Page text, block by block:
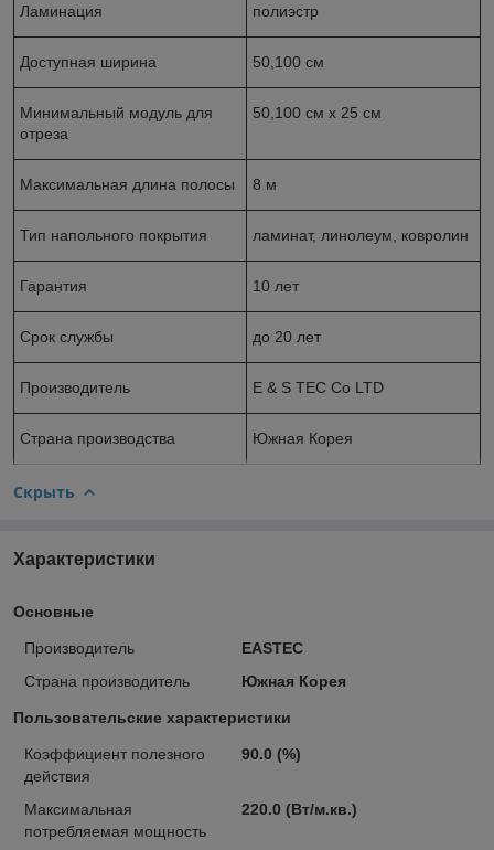
Ламинация полиэстр
Доступная ширина 50,100 см
Минимальный модуль для
отреза
50,100 см x 25 см
Максимальная длина полосы 8 м
Тип напольного покрытия ламинат, линолеум, ковролин
Гарантия 10 лет
Срок службы до 20 лет
Производитель E & S TEC Co LTD
Страна производства Южная Корея
Скрыть
Характеристики
Основные
Производитель
EASTEC
Страна производитель
Южная Корея
Пользовательские характеристики
Коэффициент полезного
действия
90.0 (%)
Максимальная
потребляемая мощность
220.0 (Вт/м.кв.)